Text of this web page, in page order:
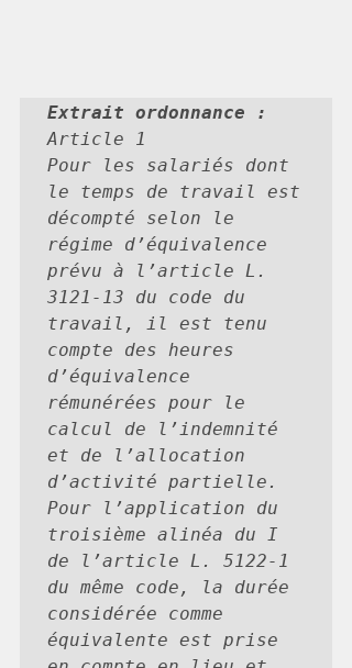
Extrait ordonnance :
Article 1
Pour les salariés dont
le temps de travail est
décompté selon le
régime d’équivalence
prévu à l’article L.
3121-13 du code du
travail, il est tenu
compte des heures
d’équivalence
rémunérées pour le
calcul de l’indemnité
et de l’allocation
d’activité partielle.
Pour l’application du
troisième alinéa du I
de l’article L. 5122-1
du même code, la durée
considérée comme
équivalente est prise